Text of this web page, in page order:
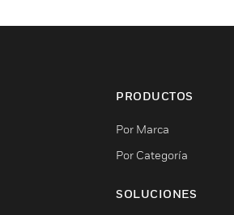
PRODUCTOS
Por Marca
Por Categoría
SOLUCIONES